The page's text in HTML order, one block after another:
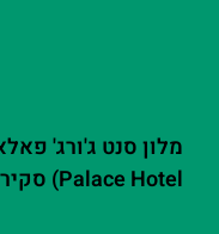
Palace Hotel) סקירה